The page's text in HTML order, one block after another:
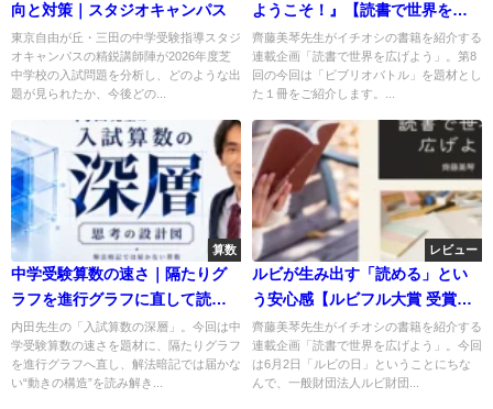
向と対策｜スタジオキャンパス
東京自由が丘・三田の中学受験指導スタジ
オキャンパスの精鋭講師陣が2026年度芝
中学校の入試問題を分析し、どのような出
題が見られたか、今後どの...
ようこそ！』【読書で世界を広
げよう】
齊藤美琴先生がイチオシの書籍を紹介する
連載企画「読書で世界を広げよう」。第8
回の今回は「ビブリオバトル」を題材とし
た１冊をご紹介します。...
算数
中学受験算数の速さ｜隔たりグ
ラフを進行グラフに直して読み
解く
内田先生の「入試算数の深層」。今回は中
学受験算数の速さを題材に、隔たりグラフ
を進行グラフへ直し、解法暗記では届かな
い“動きの構造”を読み解き...
レビュー
ルビが生み出す「読める」とい
う安心感【ルビフル大賞 受賞
作】
齊藤美琴先生がイチオシの書籍を紹介する
連載企画「読書で世界を広げよう」。今回
は6月2日「ルビの日」ということにちな
んで、一般財団法人ルビ財団...